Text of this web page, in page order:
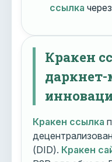
ссылка
Кракен
даркнет-
Кракен ссылка
(DID). Кракен